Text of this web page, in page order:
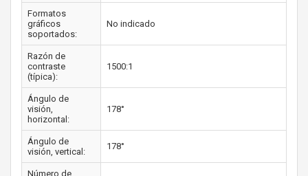
Formatos
gráficos
soportados:
No indicado
Razón de
contraste
(típica):
1500:1
Ángulo de
visión,
horizontal:
178°
Ángulo de
visión, vertical:
178°
Número de